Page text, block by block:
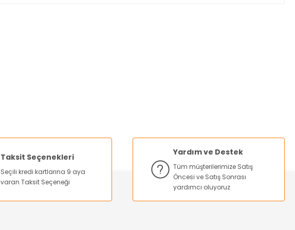
Taksit Seçenekleri
Seçili kredi kartlarına 9 aya
varan Taksit Seçeneği
Yardım ve Destek
Tüm müşterilerimize Satış
Öncesi ve Satış Sonrası
yardımcı oluyoruz